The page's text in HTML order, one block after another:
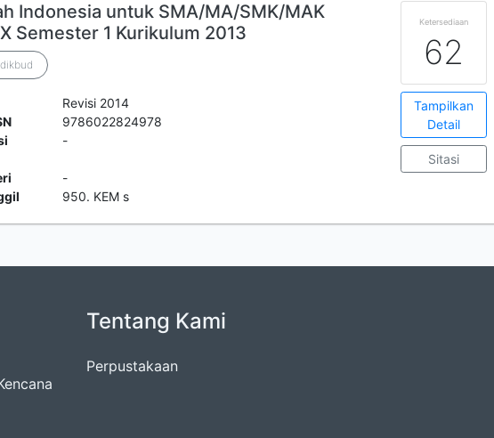
Indonesia untuk SMA/MA/SMK/MAK
Semester 1 Kurikulum 2013
Revisi 2014
9786022824978
-
-
950. KEM s
Ketersediaan
62
Tampilkan
Detail
Sitasi
Tentang Kami
Perpustakaan